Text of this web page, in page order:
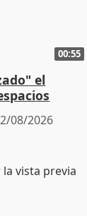
00:55
el
08/2026